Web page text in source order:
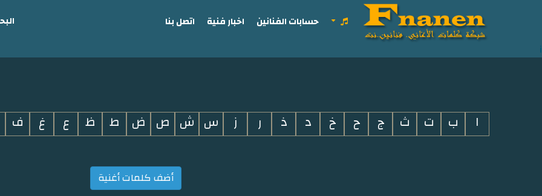
i
حسابات الفنانين اخبار فنية اتصل بنا
ا ب ت ث ج ح خ د ذ ر ز س ش ص ض ط ظ ع غ ف
أضف كلمات أغنية